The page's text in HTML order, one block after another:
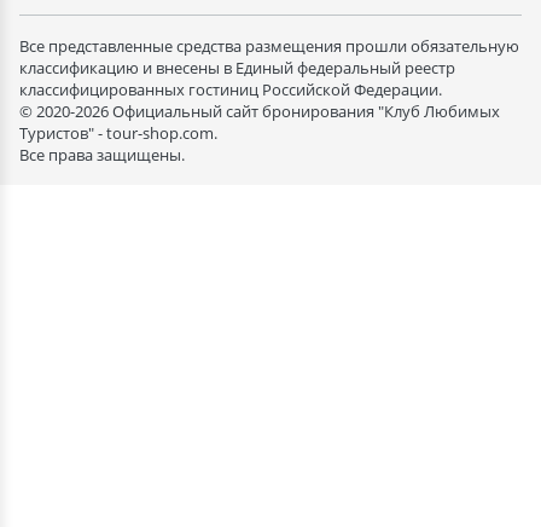
Все представленные средства размещения прошли обязательную
классификацию и внесены в Единый федеральный реестр
классифицированных гостиниц Российской Федерации.
© 2020-2026 Официальный сайт бронирования "Клуб Любимых
Туристов" - tour-shop.com.
Все права защищены.